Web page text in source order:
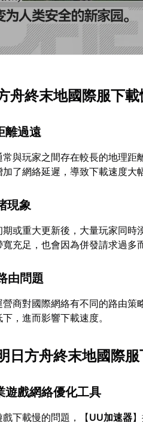
舟終末地國際服下
離過遠
常與玩家之間存在較長的地理
了網絡延遲，導致下載速度大
現象
或重大更新後，大量玩家同時
充足，也會因為併發請求過多
由問題
商對國際網絡有不同的路由
，進而影響下載速度。
日方舟終末地國際
遊戲網絡優化工具
下載慢的問題，【UU加速器